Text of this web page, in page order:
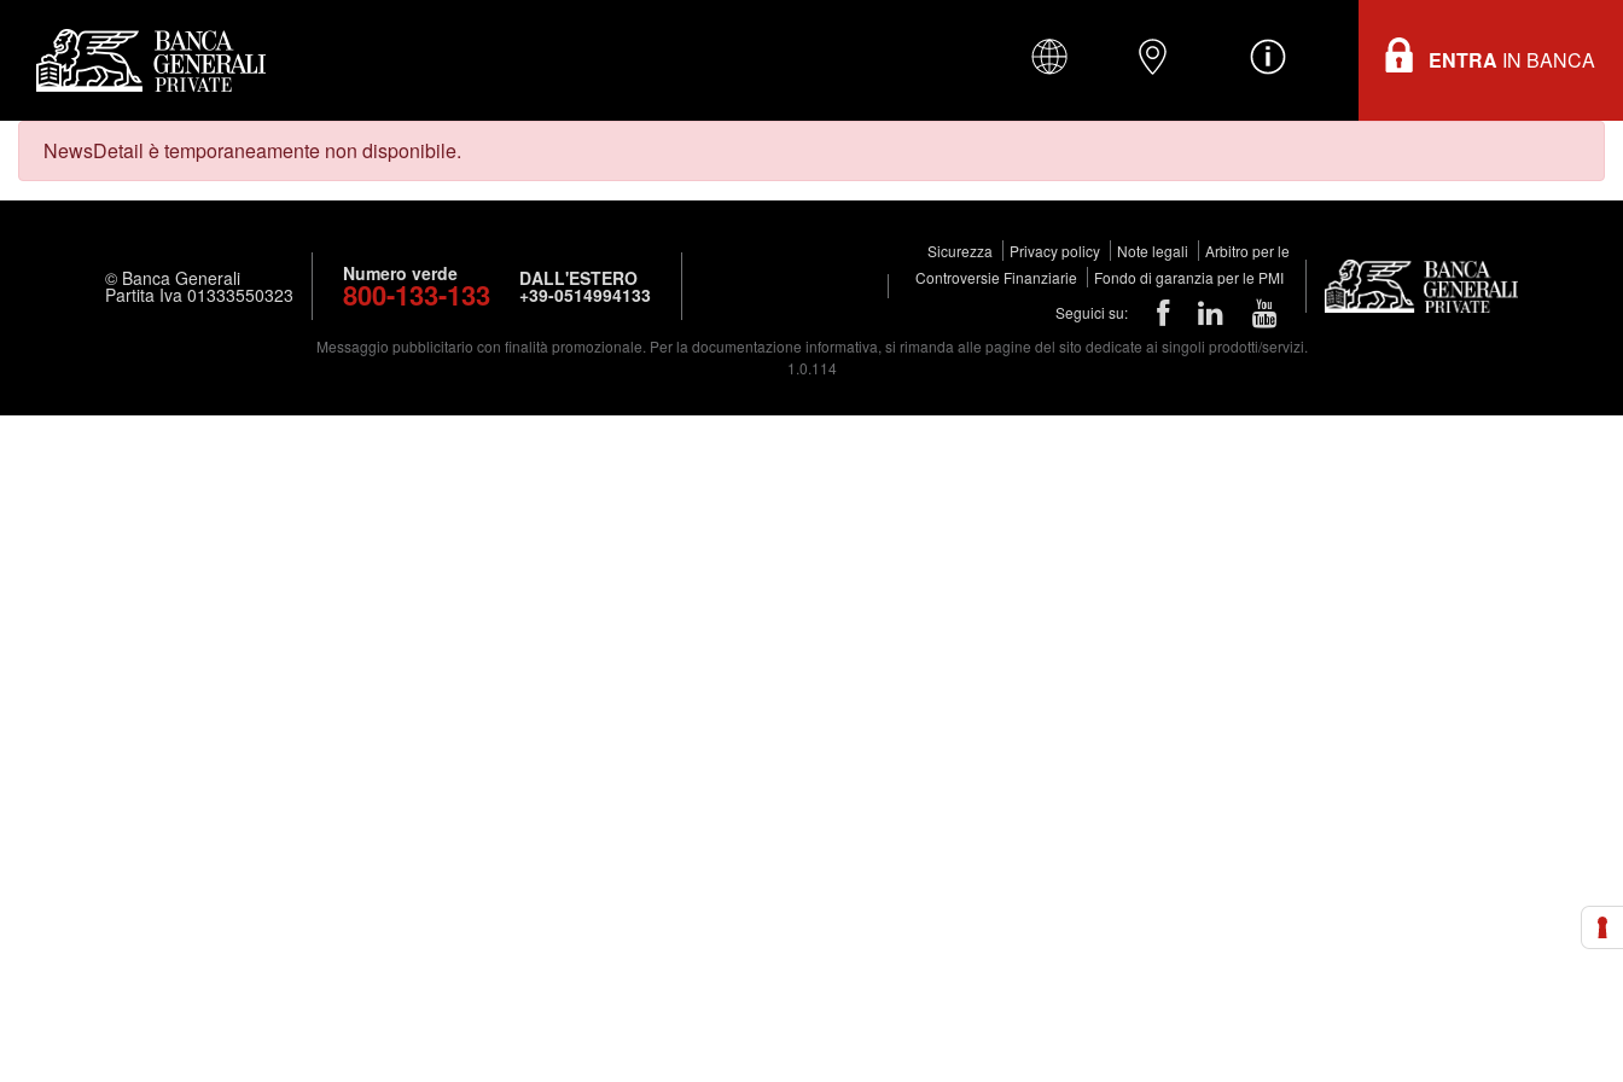
ENTRA IN BANCA
NewsDetail è temporaneamente non disponibile.
© Banca Generali
Partita Iva 01333550323
Numero verde
800-133-133 DALL'ESTERO
+39-0514994133
Sicurezza Privacy policy Note legali
Arbitro per le
Controversie Finanziarie
Fondo di garanzia per le PMI
Seguici su:
Messaggio pubblicitario con finalità promozionale. Per la documentazione informativa, si rimanda alle pagine del sito dedicate ai singoli prodotti/servizi.
1.0.114